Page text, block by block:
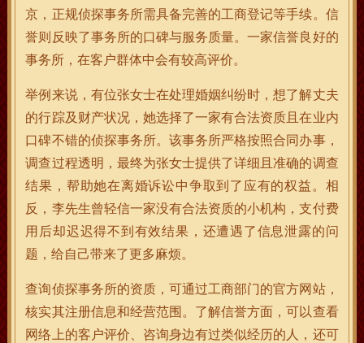
京，正规侦探事务所需具备完善的工商登记等手续。信
誉则反映了事务所的口碑与服务质量。一家信誉良好的
事务所，在客户群体中会有较高评价。
举例来说，有位张女士在处理婚姻纠纷时，想了解丈夫
的行踪及财产状况，她选择了一家有合法资质且在业内
口碑不错的侦探事务所。该事务所严格按照合同办事，
调查过程透明，最终为张女士提供了详细且准确的调查
结果，帮助她在离婚诉讼中争取到了应有的权益。相
反，李先生曾轻信一家没有合法资质的小机构，支付费
用后却迟迟得不到有效结果，还遭遇了信息泄露的问
题，给自己带来了更多麻烦。
查询侦探事务所的资质，可通过工商部门的官方网站，
核实其注册信息和经营范围。了解信誉方面，可以查看
网络上的客户评价、咨询身边有过类似经历的人，还可